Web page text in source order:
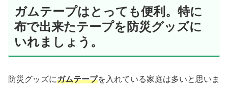
ガムテープはとっても便利。特に
布で出来たテープを防災グッズに
いれましょう。
防災グッズにガムテープを入れている家庭は多いと思いま